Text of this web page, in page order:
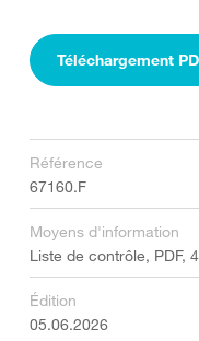
Téléchargement
Référence
67160.F
Moyens d'information
Liste de contrôle, PDF,
Édition
05.06.2026